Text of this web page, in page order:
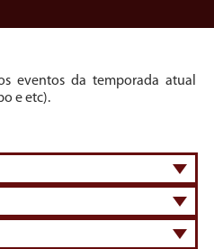
eventos da temporada atual
e etc).